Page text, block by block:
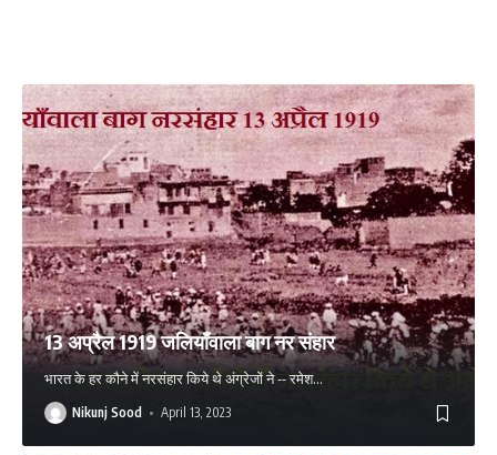
13 अप्रैल 1919 जलियाँवाला बाग नर संहार
भारत के हर कौने में नरसंहार किये थे अंग्रेजों ने -- रमेश…
Nikunj Sood April 13, 2023